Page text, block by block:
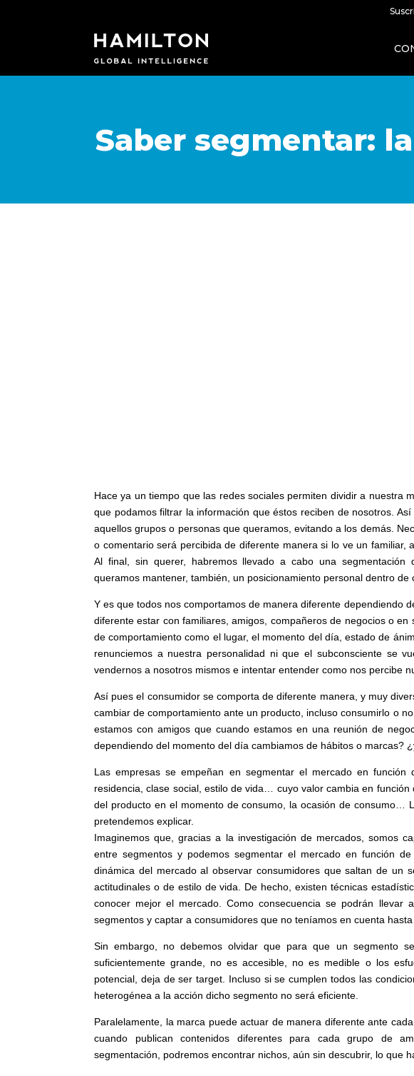
Saber segmentar:
Hace ya un tiempo que las redes sociales permiten dividir a nuestra
que podamos filtrar la información que éstos reciben de nosotros.
aquellos grupos o personas que queramos, evitando a los demás.
o comentario será percibida de diferente manera si lo ve un familiar,
Al final, sin querer, habremos llevado a cabo una segmentación
queramos mantener, también, un posicionamiento personal dentro de
Y es que todos nos comportamos de manera diferente dependiendo
diferente estar con familiares, amigos, compañeros de negocios o
de comportamiento como el lugar, el momento del día, estado de
renunciemos a nuestra personalidad ni que el subconsciente se
vendernos a nosotros mismos e intentar entender como nos percibe
Así pues el consumidor se comporta de diferente manera, y muy
cambiar de comportamiento ante un producto, incluso consumirlo o
estamos con amigos que cuando estamos en una reunión de
dependiendo del momento del día cambiamos de hábitos o marcas?
Las empresas se empeñan en segmentar el mercado en función
residencia, clase social, estilo devida… cuyo valor cambia en función
del producto en el momento de consumo, la ocasión de consumo…
pretendemos explicar.
Imaginemos que, gracias a la investigación de mercados, somos
entre segmentos y podemos segmentar el mercado en función
dinámica del mercado al observar consumidores que saltan de un
actitudinales o de estilo de vida. De hecho, existen técnicas
conocer mejor el mercado. Como consecuencia se podrán
segmentos y captar a consumidores que no teníamos en cuenta hasta
Sin embargo, no debemos olvidar que para que un segmento
suficientemente grande, no es accesible, no es medible o los
potencial, deja de ser target. Incluso si se cumplen todos las
heterogénea a la acción dicho segmento no será eficiente.
Paralelamente, la marca puede actuar de manera diferente ante
cuando publican contenidos diferentes para cada grupo de
segmentación, podremos encontrar nichos, aún sin descubrir, lo que